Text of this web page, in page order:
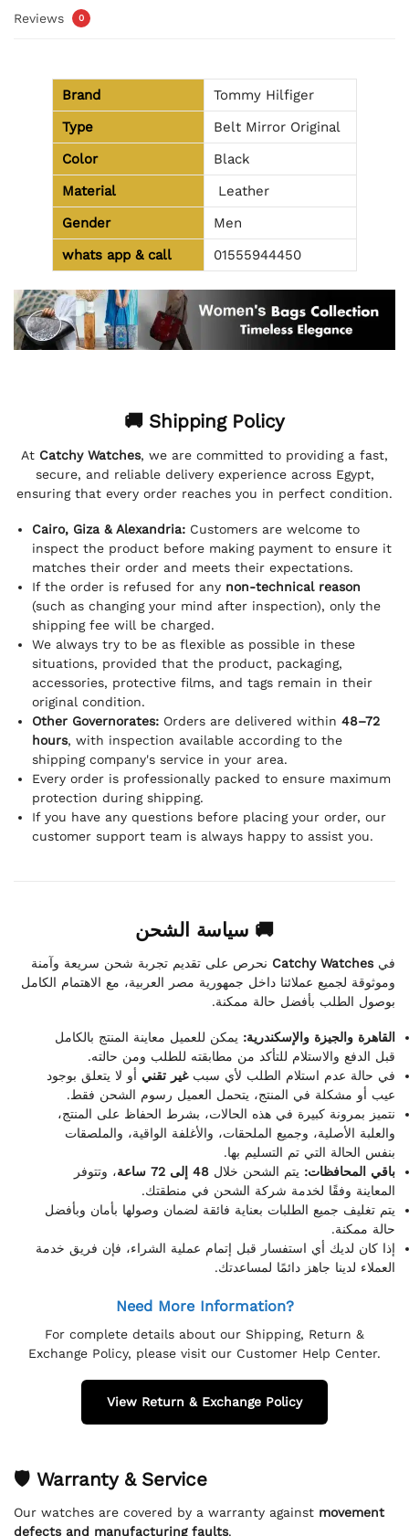
Reviews 0
Brand
Tommy Hilfiger
Type
Belt Mirror Original
Color
Black
Material
Leather
Gender
Men
whats app & call
01555944450
🚚 Shipping Policy
At Catchy Watches, we are committed to providing a fast,
secure, and reliable delivery experience across Egypt,
ensuring that every order reaches you in perfect condition.
Cairo, Giza & Alexandria: Customers are welcome to
inspect the product before making payment to ensure it
matches their order and meets their expectations.
If the order is refused for any non-technical reason
(such as changing your mind after inspection), only the
shipping fee will be charged.
We always try to be as flexible as possible in these
situations, provided that the product, packaging,
accessories, protective films, and tags remain in their
original condition.
Other Governorates: Orders are delivered within 48–72
hours, with inspection available according to the
shipping company's service in your area.
Every order is professionally packed to ensure maximum
protection during shipping.
If you have any questions before placing your order, our
customer support team is always happy to assist you.
🚚 سياسة الشحن
فيCatchy Watches نحرص على تقديم تجربة شحن سريعة وآمنة
وموثوقة لجميع عملائنا داخل جمهورية مصر العربية، مع الاهتمام الكامل
بوصول الطلب بأفضل حالة ممكنة.
القاهرة والجيزة والإسكندرية: يمكن للعميل معاينة المنتج بالكامل
قبل الدفع والاستلام للتأكد من مطابقته للطلب ومن حالته.
في حالة عدم استلام الطلب لأي سببغير تقني أو لا يتعلق بوجود
عيب أو مشكلة في المنتج، يتحمل العميل رسوم الشحن فقط.
نتميز بمرونة كبيرة في هذه الحالات، بشرط الحفاظ على المنتج،
والعلبة الأصلية، وجميع الملحقات، والأغلفة الواقية، والملصقات
بنفس الحالة التي تم التسليم بها.
باقي المحافظات: يتم الشحن خلال 48 إلى 72 ساعة
، وتتوفر
المعاينة وفقًا لخدمة شركة الشحن في منطقتك.
يتم تغليف جميع الطلبات بعناية فائقة لضمان وصولها بأمان وبأفضل
حالة ممكنة.
إذا كان لديك أي استفسار قبل إتمام عملية الشراء، فإن فريق خدمة
العملاء لدينا جاهز دائمًا لمساعدتك.
Need More Information?
For complete details about our Shipping, Return &
Exchange Policy, please visit our Customer Help Center.
View Return & Exchange Policy
🛡 Warranty & Service
Our watches are covered by a warranty against movement
defects and manufacturing faults.